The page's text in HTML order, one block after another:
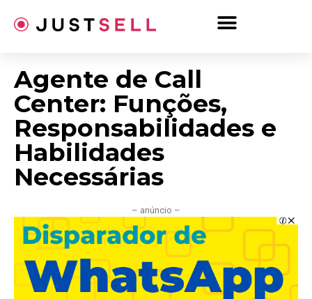
para
Agente de Call
Center: Funções,
Responsabilidades e
Habilidades
Necessárias
– anúncio –